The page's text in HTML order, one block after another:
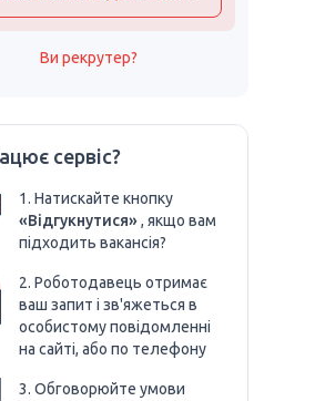
Ви рекрутер?
сервіс?
1. Натискайте кнопку
«Відгукнутися», якщо вам
підходить вакансія?
2. Роботодавець отримає
ваш запит і зв'яжеться в
особистому повідомленні
на сайті, або по телефону
3. Обговорюйте умови